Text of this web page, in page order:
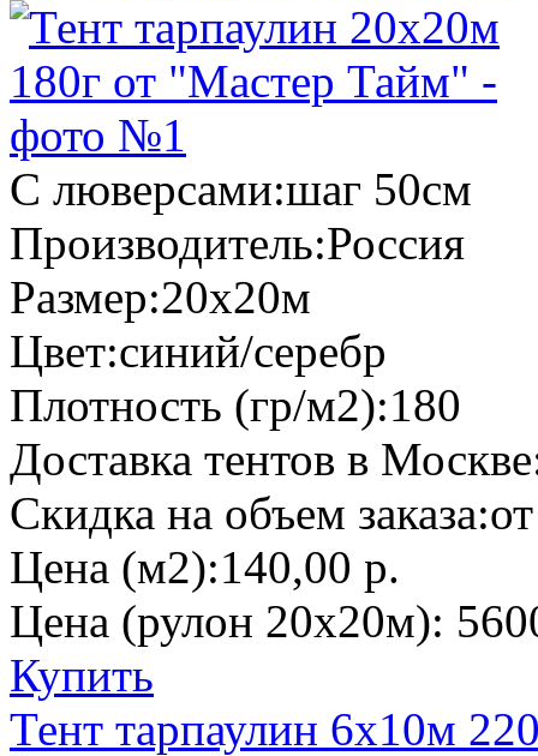
С люверсами:шаг 50см
Производитель:Россия
Размер:20х20м
Цвет:синий/серебр
Плотность (гр/м2):180
Доставка тентов в
Скидка на объем заказа:
Цена (м2):140,00 р.
Цена (рулон 20х20м):
Купить
Тент тарпаулин 6х10м